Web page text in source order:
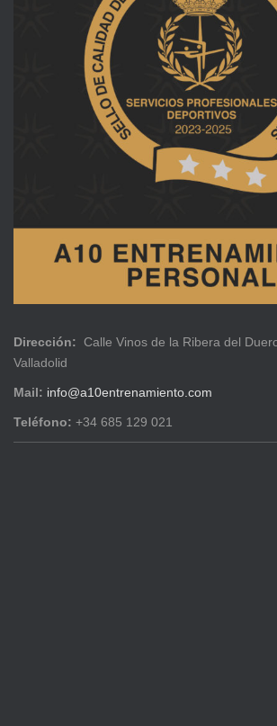
Dirección: Calle Vinos de la Ribera del
Valladolid
Mail: info@a10entrenamiento.com
Teléfono: +34 685 129 021